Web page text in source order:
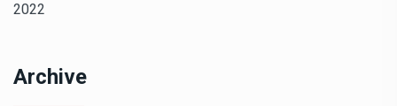
2022
Archive